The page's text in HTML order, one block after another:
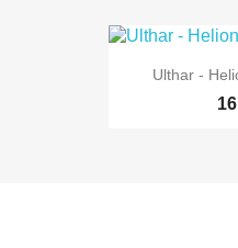
Ulthar -